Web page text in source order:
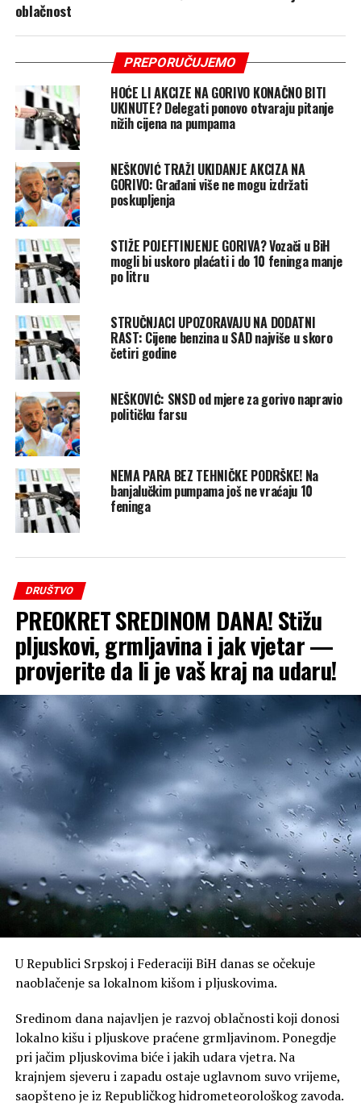
oblačnost
PREPORUČUJEMO
HOĆE LI AKCIZE NA GORIVO KONAČNO BITI
UKINUTE? Delegati ponovo otvaraju pitanje
nižih cijena na pumpama
NEŠKOVIĆ TRAŽI UKIDANJE AKCIZA NA
GORIVO: Građani više ne mogu izdržati
poskupljenja
STIŽE POJEFTINJENJE GORIVA? Vozači u BiH
mogli bi uskoro plaćati i do 10 feninga manje
po litru
STRUČNJACI UPOZORAVAJU NA DODATNI
RAST: Cijene benzina u SAD najviše u skoro
četiri godine
NEŠKOVIĆ: SNSD od mjere za gorivo napravio
političku farsu
NEMA PARA BEZ TEHNIČKE PODRŠKE! Na
banjalučkim pumpama još ne vraćaju 10
feninga
DRUŠTVO
PREOKRET SREDINOM DANA! Stižu
pljuskovi, grmljavina i jak vjetar —
provjerite da li je vaš kraj na udaru!
U Republici Srpskoj i Federaciji BiH danas se očekuje
naoblačenje sa lokalnom kišom i pljuskovima.
Sredinom dana najavljen je razvoj oblačnosti koji donosi
lokalno kišu i pljuskove praćene grmljavinom. Ponegdje
pri jačim pljuskovima biće i jakih udara vjetra. Na
krajnjem sjeveru i zapadu ostaje uglavnom suvo vrijeme,
saopšteno je iz Republičkog hidrometeorološkog zavoda.